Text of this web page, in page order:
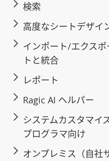
検索
高度なシートデザイ
インポート/エクスポ
トと統合
レポート
Ragic AI ヘルパー
システムカスタマイ
プログラマ向け
オンプレミス（自社